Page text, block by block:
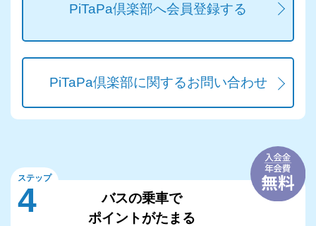
PiTaPa倶楽部へ会員登録する
PiTaPa倶楽部に関するお問い合わせ
ステップ
4
バスの乗車で
ポイントがたまる